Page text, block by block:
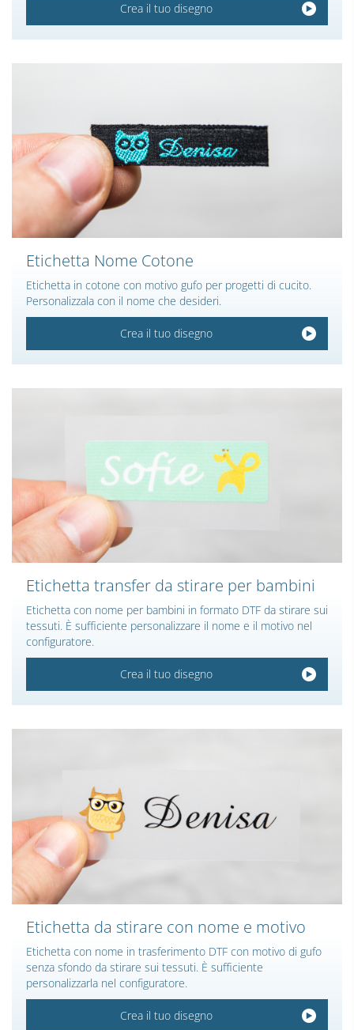
Crea il tuo disegno
Etichetta Nome Cotone
Etichetta in cotone con motivo gufo per progetti di cucito.
Personalizzala con il nome che desideri.
Crea il tuo disegno
Etichetta transfer da stirare per bambini
Etichetta con nome per bambini in formato DTF da stirare sui
tessuti. È sufficiente personalizzare il nome e il motivo nel
configuratore.
Crea il tuo disegno
Etichetta da stirare con nome e motivo
Etichetta con nome in trasferimento DTF con motivo di gufo
senza sfondo da stirare sui tessuti. È sufficiente
personalizzarla nel configuratore.
Crea il tuo disegno